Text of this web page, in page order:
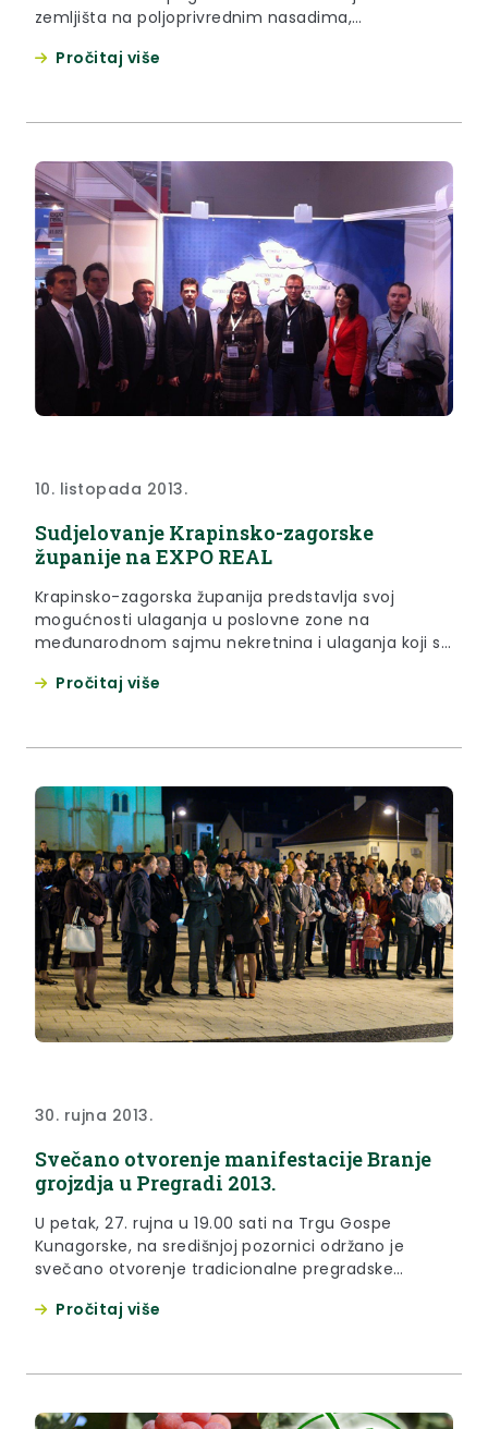
zemljišta na poljoprivrednim nasadima,
sanaciju stambeno –građevinskih objekata, u
Pročitaj više
10. listopada 2013.
Sudjelovanje Krapinsko-zagorske
županije na EXPO REAL
Krapinsko-zagorska županija predstavlja svoj
mogućnosti ulaganja u poslovne zone na
međunarodnom sajmu nekretnina i ulaganja koji se
2013. godine. U organizaciji zajedno sa
Bistricu, Konjščinu (3 lokacije), Oroslavje,
Kumrovec, Klanjec i Krapinske Toplice.
Pročitaj više
30. rujna 2013.
Svečano otvorenje manifestacije Branje
grojzdja u Pregradi 2013.
U petak, 27. rujna u 19.00 sati na Trgu Gospe
Kunagorske, na središnjoj pozornici održano je
svečano otvorenje tradicionalne pregradske
održava ove godine po 43 puta.
Pročitaj više